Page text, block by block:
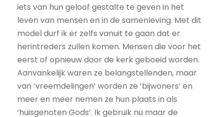
iets van hun geloof gestalte te geven in het
leven van mensen en in de samenleving. Met dit
model durf ik er zelfs vanuit te gaan dat er
herintreders zullen komen. Mensen die voor het
eerst of opnieuw door de kerk geboeid worden.
Aanvankelijk waren ze belangstellenden, maar
van ‘vreemdelingen’ worden ze ‘bijwoners’ en
meer en meer nemen ze hun plaats in als
‘huisgenoten Gods’. Ik gebruik nu maar de